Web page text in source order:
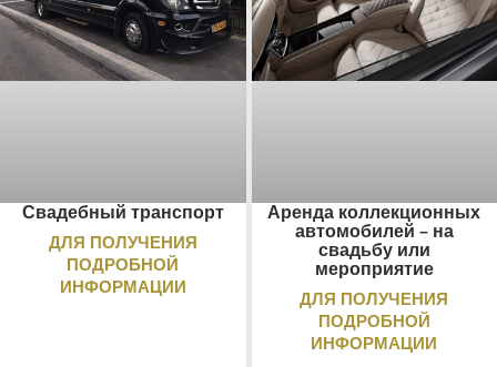
Свадебный транспорт
ДЛЯ ПОЛУЧЕНИЯ
ПОДРОБНОЙ
ИНФОРМАЦИИ
Аренда коллекционных
автомобилей – на
свадьбу или
мероприятие
ДЛЯ ПОЛУЧЕНИЯ
ПОДРОБНОЙ
ИНФОРМАЦИИ